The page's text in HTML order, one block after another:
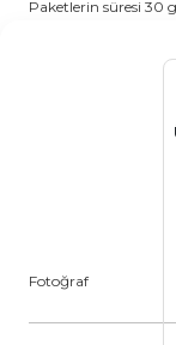
Paketlerin süresi 30
Fotoğraf